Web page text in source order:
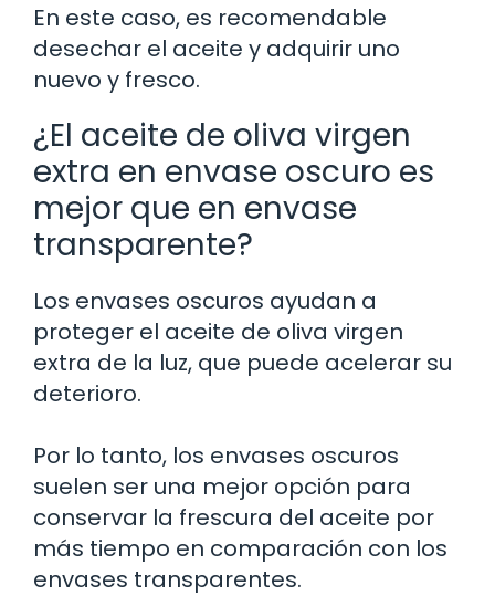
En este caso, es recomendable
desechar el aceite y adquirir uno
nuevo y fresco.
¿El aceite de oliva virgen
extra en envase oscuro es
mejor que en envase
transparente?
Los envases oscuros ayudan a
proteger el aceite de oliva virgen
extra de la luz, que puede acelerar su
deterioro.
Por lo tanto, los envases oscuros
suelen ser una mejor opción para
conservar la frescura del aceite por
más tiempo en comparación con los
envases transparentes.